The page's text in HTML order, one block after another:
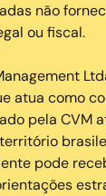
não
ou fiscal.
atua como
pela CVM
pode